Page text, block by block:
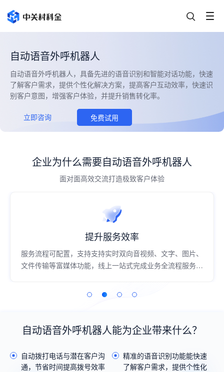
自动语音外呼机器人
自动语音外呼机器人，具备先进的语音识别和智能对话功能，快速
了解客户需求，提供个性化解决方案，提高客户互动效率，快速识
别客户意图，增强客户体验，并提升销售转化率。
立即咨询 免费试用
企业为什么需要自动语音外呼机器人
面对面高效交流打造极致客户体验
提升服务效率
服务流程可配置，支持支持实时双向音视频、文字、图片、
文件传输等富媒体功能，线上一站式完成业务全流程服务，
自动语音外呼机器人能为企业带来什么？
自动拨打电话与潜在客户沟
通，节省时间提高拨号效率
精准的语音识别功能能快速
了解客户需求，提供个性化